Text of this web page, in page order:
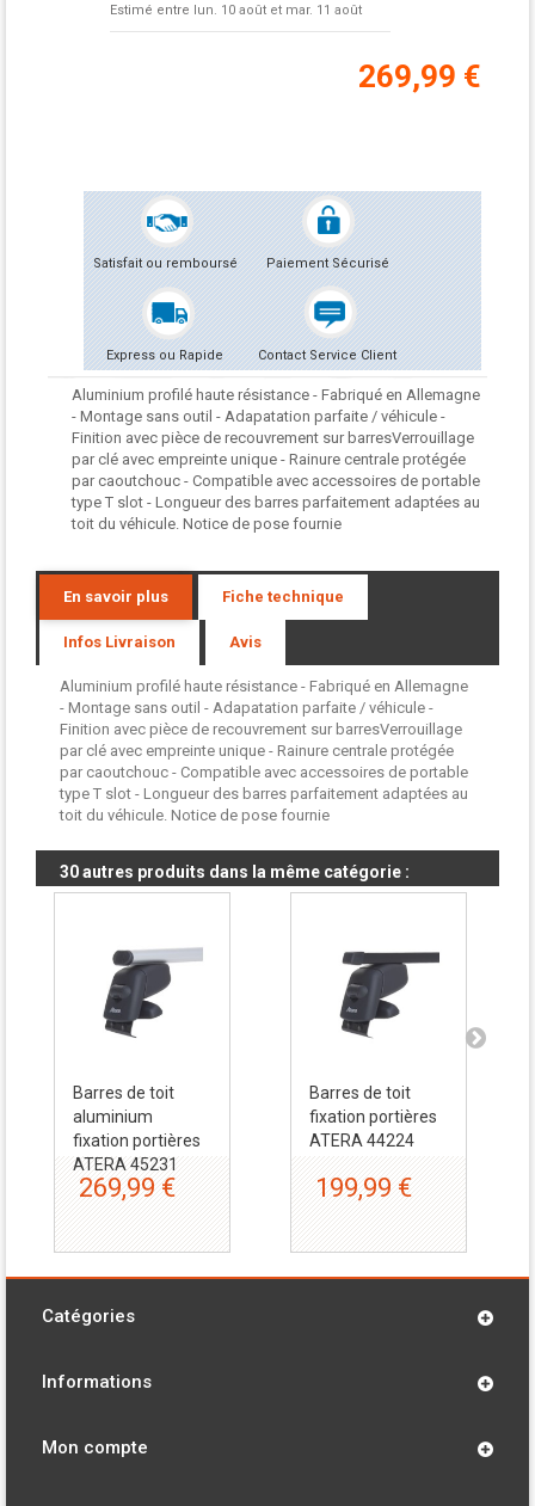
Estimé entre lun. 10 août et mar. 11 août
269,99 €
Satisfait ou remboursé Paiement Sécurisé
Express ou Rapide Contact Service Client
Aluminium profilé haute résistance - Fabriqué en Allemagne
- Montage sans outil - Adapatation parfaite / véhicule -
Finition avec pièce de recouvrement sur barresVerrouillage
par clé avec empreinte unique - Rainure centrale protégée
par caoutchouc - Compatible avec accessoires de portable
type T slot - Longueur des barres parfaitement adaptées au
toit du véhicule. Notice de pose fournie
En savoir plus Fiche technique
Infos Livraison Avis
Aluminium profilé haute résistance - Fabriqué en Allemagne
- Montage sans outil - Adapatation parfaite / véhicule -
Finition avec pièce de recouvrement sur barresVerrouillage
par clé avec empreinte unique - Rainure centrale protégée
par caoutchouc - Compatible avec accessoires de portable
type T slot - Longueur des barres parfaitement adaptées au
toit du véhicule. Notice de pose fournie
30 autres produits dans la même catégorie :
Barres de toit
aluminium
fixation portières
ATERA 45231
269,99 €
Barres de toit
fixation portières
ATERA 44224
199,99 €
Catégories
Informations
Mon compte